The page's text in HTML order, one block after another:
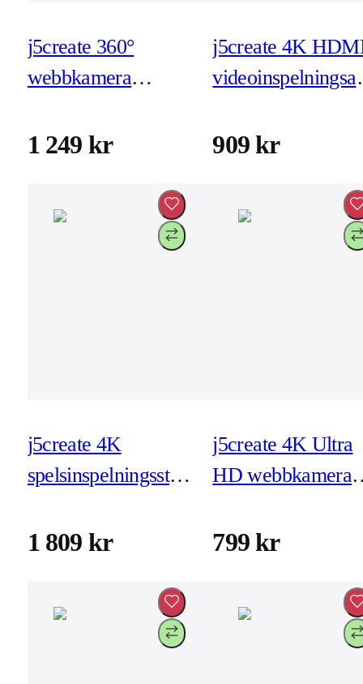
j5create 360°
webbkamera
1 249 kr
j5create 4K
909 kr
j5create 4K
spelsinspelningsstation
1 809 kr
j5create 4K Ultra
HD webbkamera
799 kr